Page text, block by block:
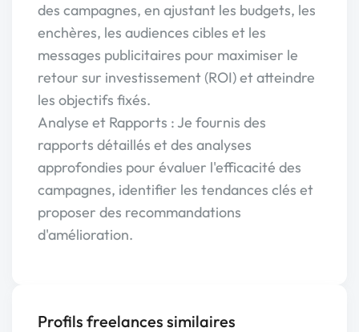
des campagnes, en ajustant les budgets, les
enchères, les audiences cibles et les
messages publicitaires pour maximiser le
retour sur investissement (ROI) et atteindre
les objectifs fixés.
Analyse et Rapports : Je fournis des
rapports détaillés et des analyses
approfondies pour évaluer l'efficacité des
campagnes, identifier les tendances clés et
proposer des recommandations
d'amélioration.
Profils freelances similaires